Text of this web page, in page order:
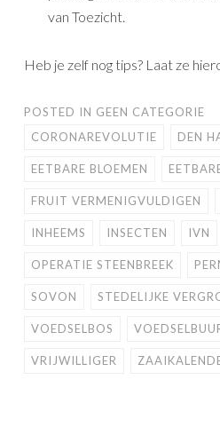
van Toezicht.
Heb je zelf nog tips? Laat ze
POSTED IN GEEN CATEGORIE
CORONAREVOLUTIE
DEN
EETBARE BLOEMEN
FRUIT VERMENIGVULDIGEN
INHEEMS INSECTEN IVN
OPERATIE STEENBREEK
SOVON STEDELIJKE
VOEDSELBOS
VRIJWILLIGER